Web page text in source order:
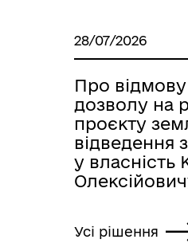
28/07/2026
Про відмову
дозволу на
проєкту
відведення
у власність
Усі рішення